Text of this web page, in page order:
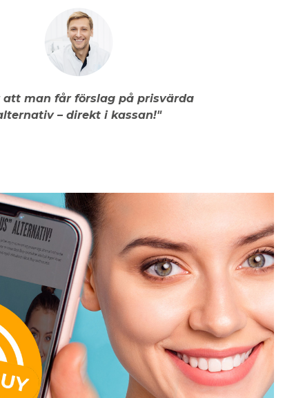
att man får förslag på prisvärda
– direkt i kassan!"